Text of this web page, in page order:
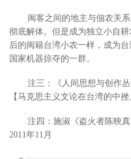
闽客之间的地主与佃农关
彻底解体。但是成为独立小自
后的闽籍台湾小农一样，成为
国家机器掠夺的一群。
注三：《人间思想与创作
【马克思主义文论在台湾的中挫
注四：施淑《盗火者陈映
2011年11月